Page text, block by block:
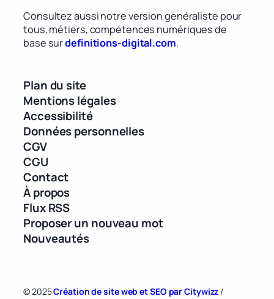
Consultez aussi notre version généraliste pour
tous, métiers, compétences numériques de
base surdefinitions-digital.com.
Plan du site
Mentions légales
Accessibilité
Données personnelles
CGV
CGU
Contact
À propos
Flux RSS
Proposer un nouveau mot
Nouveautés
© 2025Création de site web et SEO par Citywizz /